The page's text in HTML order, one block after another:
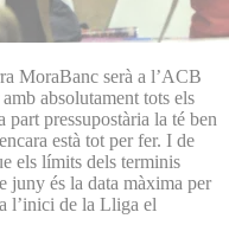
MoraBanc serà a l’ACB
absolutament tots els
part pressupostària la té ben
està tot per fer. I de
els límits dels terminis
juny és la data màxima per
l’inici de la Lliga el